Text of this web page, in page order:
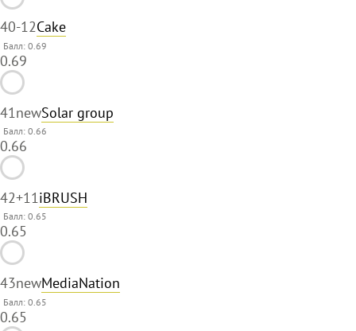
40-12Cake
Балл: 0.69
0.69
41 newSolar group
Балл: 0.66
0.66
42+11iBRUSH
Балл: 0.65
0.65
43newMediaNation
Балл: 0.65
0.65